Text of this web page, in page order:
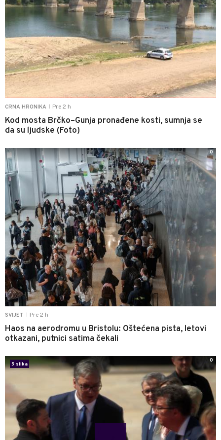
CRNA HRONIKA Pre 2 h
Kod mosta Brčko–Gunja pronađene kosti, sumnja se
da su ljudske (Foto)
SVIJET Pre 2 h
Haos na aerodromu u Bristolu: Oštećena pista, letovi
otkazani, putnici satima čekali
0
5 slika
0